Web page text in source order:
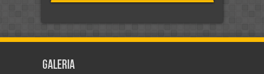
Galeria